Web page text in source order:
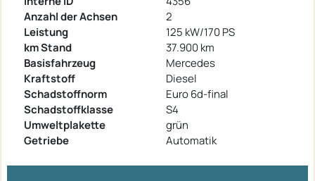
Anzahl der Achsen
2
Leistung
125 kW/170 PS
km Stand
37.900 km
Basisfahrzeug
Mercedes
Kraftstoff
Diesel
Schadstoffnorm
Euro 6d-final
Schadstoffklasse
S4
Umweltplakette
grün
Getriebe
Automatik